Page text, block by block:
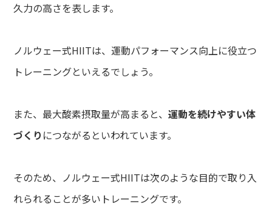
久力の高さを表します。
ノルウェー式HIITは、運動パフォーマンス向上に役立つ
トレーニングといえるでしょう。
また、最大酸素摂取量が高まると、運動を続けやすい体
づくり につながるといわれています。
そのため、ノルウェー式HIITは次のような目的で取り入
れられることが多いトレーニングです。